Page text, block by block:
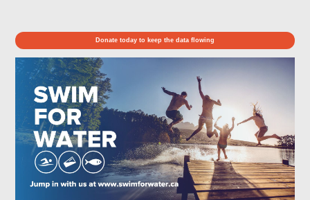
Donate today to keep the data flowing